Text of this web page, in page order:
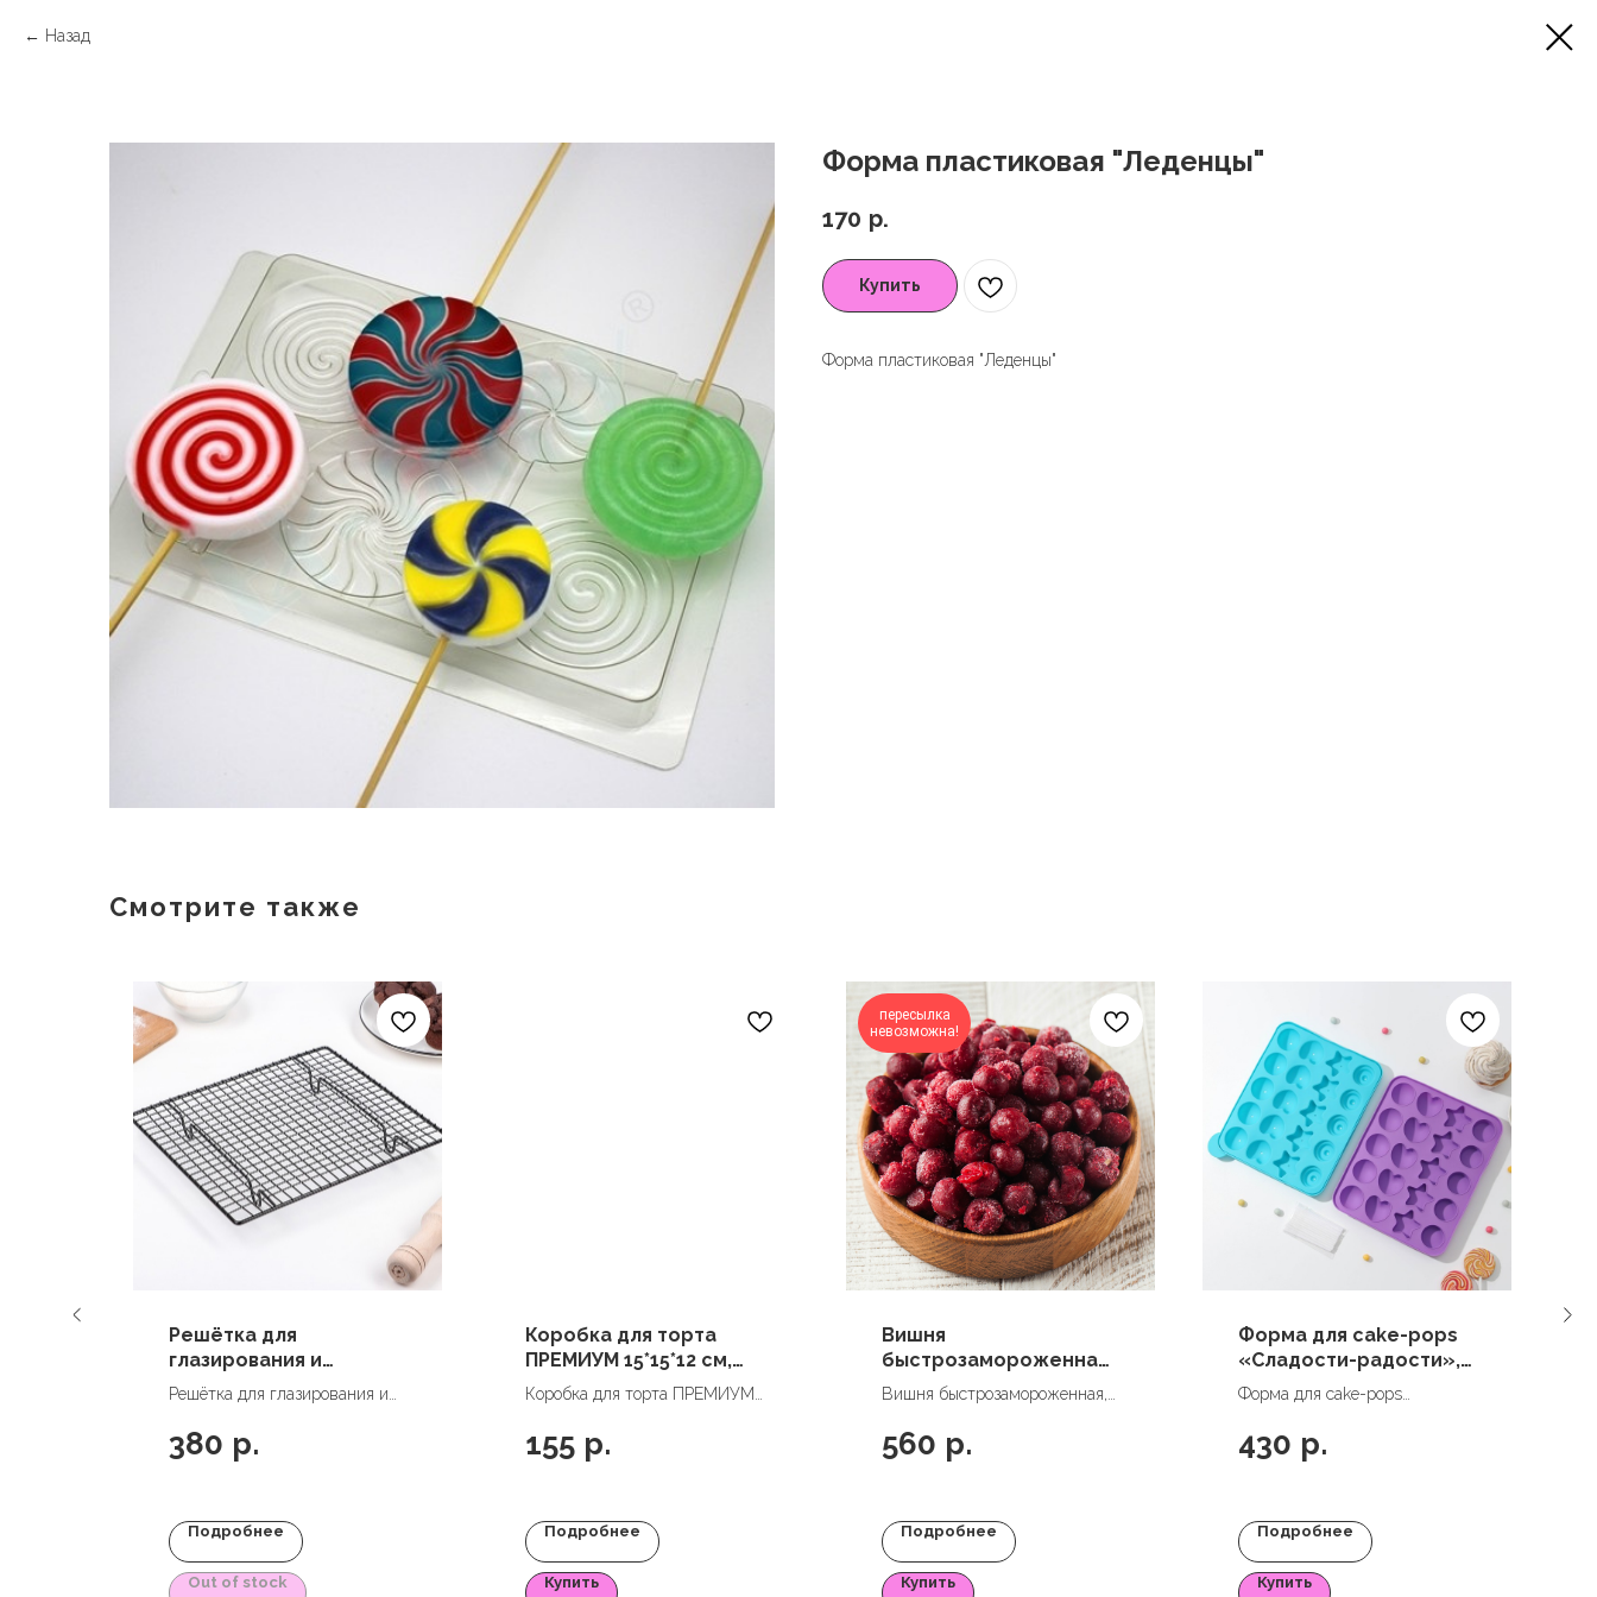
Назад
Форма пластиковая "Леденцы"
170 р.
Купить
Форма пластиковая "Леденцы"
Смотрите также
Решётка для
глазирования и
остывания
кондитерских изделий
26×23×3 см
Решётка для глазирования и
изделий 26×23×3 см
380 р.
Подробнее
Out of stock
Коробка для торта
ПРЕМИУМ 15*15*12 см,
золото
Коробка для торта ПРЕМИУМ
155 р.
Подробнее
Купить
пересылка
невозможна!
Вишня
быстрозамороженная,
без косточки, 0,5 кг,
Узбекистан
Вишня быстрозамороженная,
Узбекистан
560 р.
Подробнее
Купить
Форма для cake-pops
«Сладости-радости»,
23×19×3 см, 20 ячеек, с
палочками
Форма для cake-pops
см, 20 ячеек, с палочками
430 р.
Подробнее
Купить